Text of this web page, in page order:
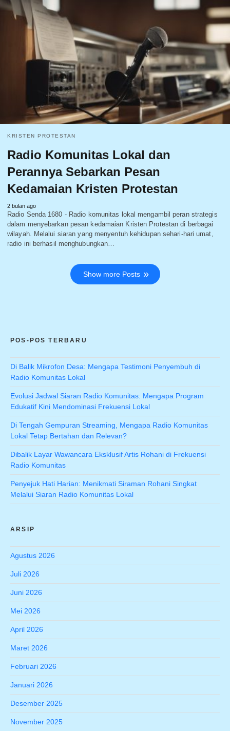
KRISTEN PROTESTAN
Radio Komunitas Lokal dan
Perannya Sebarkan Pesan
Kedamaian Kristen Protestan
2 bulan ago
Radio Senda 1680 - Radio komunitas lokal mengambil peran strategis
dalam menyebarkan pesan kedamaian Kristen Protestan di berbagai
wilayah. Melalui siaran yang menyentuh kehidupan sehari-hari umat,
radio ini berhasil menghubungkan…
Show more Posts
POS-POS TERBARU
Di Balik Mikrofon Desa: Mengapa Testimoni Penyembuh di
Radio Komunitas Lokal
Evolusi Jadwal Siaran Radio Komunitas: Mengapa Program
Edukatif Kini Mendominasi Frekuensi Lokal
Di Tengah Gempuran Streaming, Mengapa Radio Komunitas
Lokal Tetap Bertahan dan Relevan?
Dibalik Layar Wawancara Eksklusif Artis Rohani di Frekuensi
Radio Komunitas
Penyejuk Hati Harian: Menikmati Siraman Rohani Singkat
Melalui Siaran Radio Komunitas Lokal
ARSIP
Agustus 2026
Juli 2026
Juni 2026
Mei 2026
April 2026
Maret 2026
Februari 2026
Januari 2026
Desember 2025
November 2025